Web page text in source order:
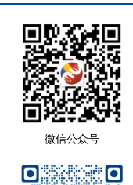
微信公众号